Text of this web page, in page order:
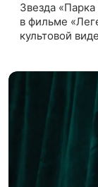
Звезда
в фильме
культовой